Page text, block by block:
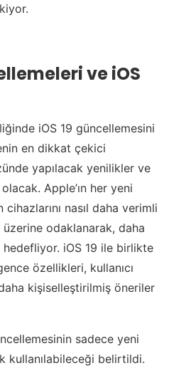
ve iOS
iOS 19 güncellemesini
en dikkat çekici
yapılacak yenilikler ve
Apple’ın her yeni
cihazlarını nasıl daha verimli
odaklanarak, daha
hedefliyor. iOS 19 ile birlikte
özellikleri, kullanıcı
daha kişiselleştirilmiş öneriler
sadece yeni
kullanılabileceği belirtildi.